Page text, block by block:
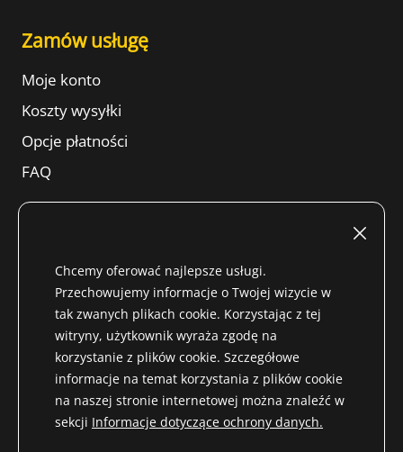
Zamów usługę
Moje konto
Koszty wysyłki
Opcje płatności
FAQ
Nadruk
Warunki użytkowania
Prawo do anulowania
Informacje o ochronie danych
Chcemy oferować najlepsze usługi.
Przechowujemy informacje o Twojej wizycie w
tak zwanych plikach cookie. Korzystając z tej
witryny, użytkownik wyraża zgodę na
korzystanie z plików cookie. Szczegółowe
informacje na temat korzystania z plików cookie
na naszej stronie internetowej można znaleźć w
sekcji Informacje dotyczące ochrony danych.